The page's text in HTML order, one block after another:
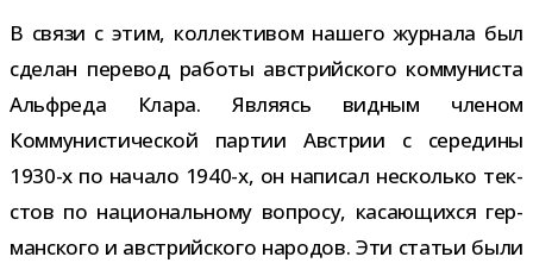
В связи с этим, кол­лек­ти­вом нашего жур­нала был
сде­лан пере­вод работы австрий­ского ком­му­ни­ста
Альфреда Клара. Являясь вид­ным чле­ном
Коммунистической пар­тии Австрии с сере­дины
1930-​х по начало 1940-​х, он напи­сал несколько тек­
стов по наци­о­наль­ному вопросу, каса­ю­щихся гер­
ман­ского и австрий­ского наро­дов. Эти ста­тьи были